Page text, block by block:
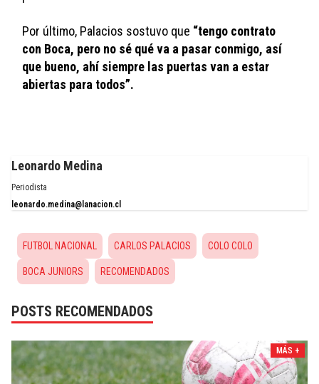
Por último, Palacios sostuvo que “tengo contrato
con Boca, pero no sé qué va a pasar conmigo, así
que bueno, ahí siempre las puertas van a estar
abiertas para todos”.
Leonardo Medina
Periodista
leonardo.medina@lanacion.cl
FUTBOL NACIONAL CARLOS PALACIOS COLO COLO
BOCA JUNIORS RECOMENDADOS
POSTS RECOMENDADOS
MÁS +